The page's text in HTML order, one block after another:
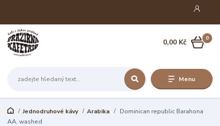
Menu
0
0,00 Kč
Jednodruhové kávy Arabika
Dominican republic Barahona
AA, washed